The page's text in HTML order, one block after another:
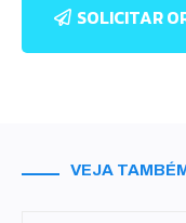
SOLICITAR
VEJA